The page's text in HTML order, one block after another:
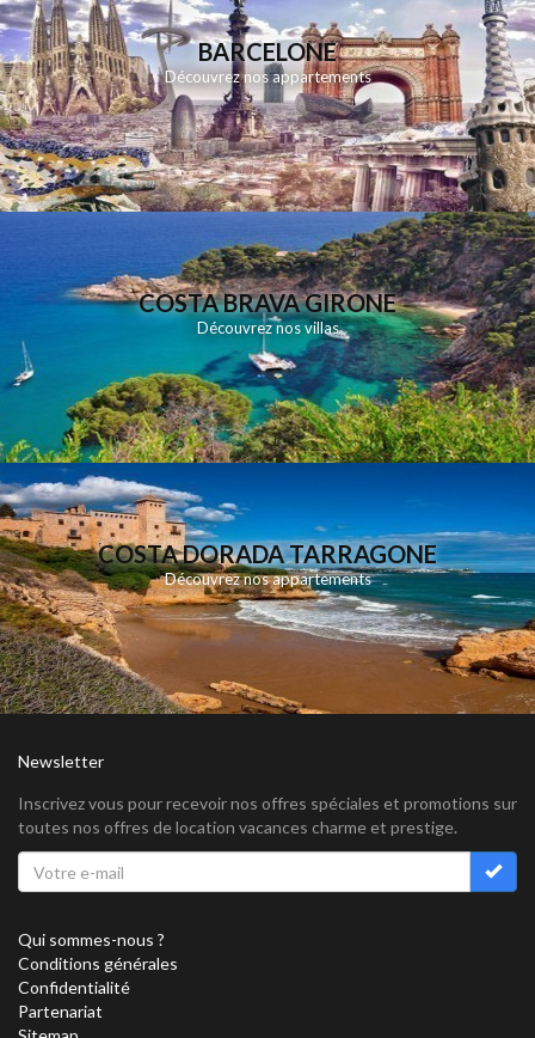
BARCELONE
Découvrez nos appartements
COSTA BRAVA GIRONE
Découvrez nos villas
COSTA DORADA TARRAGONE
Découvrez nos appartements
Newsletter
Inscrivez vous pour recevoir nos offres spéciales et promotions sur
toutes nos offres de location vacances charme et prestige.
Qui sommes-nous ?
Conditions générales
Confidentialité
Partenariat